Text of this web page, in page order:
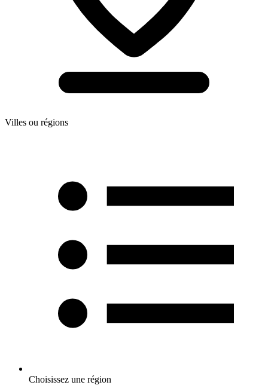
Villes ou régions
Choisissez une région